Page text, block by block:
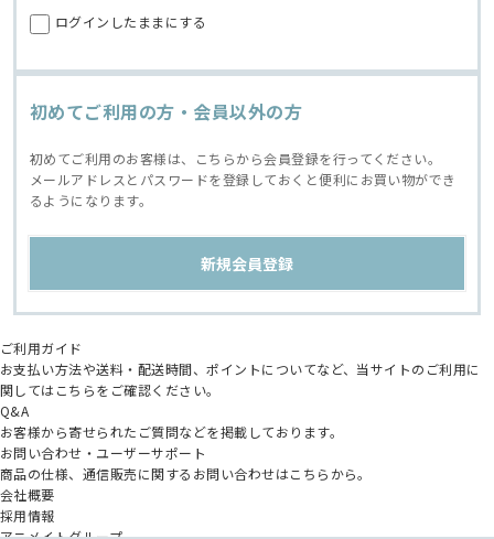
ログインしたままにする
初めてご利用の方・会員以外の方
初めてご利用のお客様は、こちらから会員登録を行ってください。
メールアドレスとパスワードを登録しておくと便利にお買い物ができ
るようになります。
ご利用ガイド
お支払い方法や送料・配送時間、ポイントについてなど、当サイトのご利用に
関してはこちらをご確認ください。
Q&A
お客様から寄せられたご質問などを掲載しております。
お問い合わせ・ユーザーサポート
商品の仕様、通信販売に関するお問い合わせはこちらから。
会社概要
採用情報